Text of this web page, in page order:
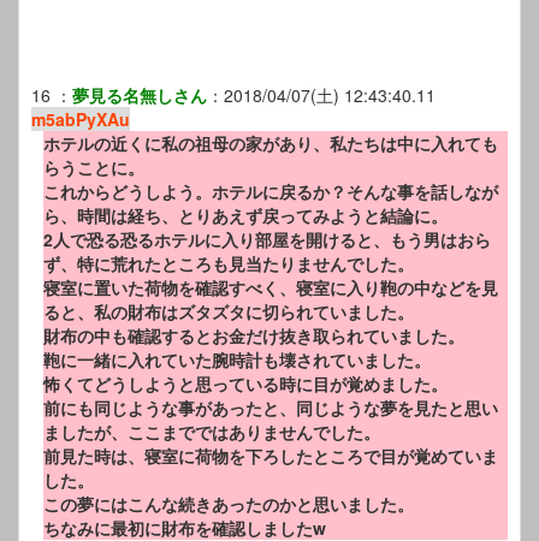
16 ： 夢見る名無しさん ： 2018/04/07(土) 12:43:40.11
m5abPyXAu
ホテルの近くに私の祖母の家があり、私たちは中に入れても
らうことに。
これからどうしよう。ホテルに戻るか？そんな事を話しなが
ら、時間は経ち、とりあえず戻ってみようと結論に。
2人で恐る恐るホテルに入り部屋を開けると、もう男はおら
ず、特に荒れたところも見当たりませんでした。
寝室に置いた荷物を確認すべく、寝室に入り鞄の中などを見
ると、私の財布はズタズタに切られていました。
財布の中も確認するとお金だけ抜き取られていました。
鞄に一緒に入れていた腕時計も壊されていました。
怖くてどうしようと思っている時に目が覚めました。
前にも同じような事があったと、同じような夢を見たと思い
ましたが、ここまでではありませんでした。
前見た時は、寝室に荷物を下ろしたところで目が覚めていま
した。
この夢にはこんな続きあったのかと思いました。
ちなみに最初に財布を確認しましたw